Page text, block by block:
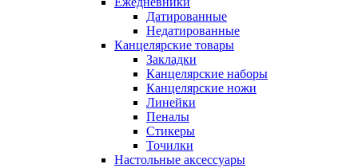
Датированные
Недатированные
Канцелярские товары
Закладки
Канцелярские наборы
Канцелярские ножи
Линейки
Пеналы
Стикеры
Точилки
Настольные аксессуары